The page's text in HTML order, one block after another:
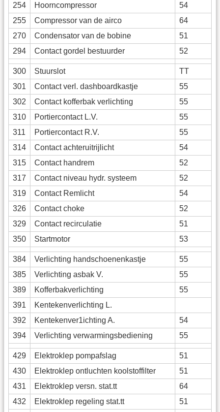
254
Hoorncompressor
54
255
Compressor van de airco
64
270
Condensator van de bobine
51
294
Contact gordel bestuurder 52
300 Stuurslot
TT
301
Contact verl. dashboardkastje
55
302
Contact kofferbak verlichting
55
310
Portiercontact L.V.
55
311
Portiercontact R.V.
55
314
Contact achteruitrijlicht
54
315
Contact handrem
52
317
Contact niveau hydr. systeem
52
319
Contact Remlicht
54
326
Contact choke
52
329
Contact recirculatie
51
350
Startmotor 53
384 Verlichting handschoenenkastje
55
385
Verlichting asbak V.
55
389
Kofferbakverlichting
55
391
Kentekenverlichting L.
392
Kentekenver1ichting A.
54
394
Verlichting verwarmingsbediening 55
429 Elektroklep pompafslag
51
430
Elektroklep ontluchten koolstoffilter
51
431
Elektroklep versn. stat.tt
64
432
Elektroklep regeling stat.tt
51